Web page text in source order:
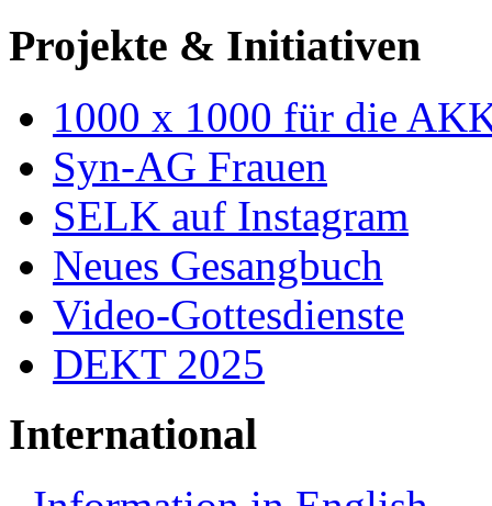
Projekte & Initiativen
1000 x 1000 für die
Syn-AG Frauen
SELK auf Instagram
Neues Gesangbuch
Video-Gottesdienste
DEKT 2025
International